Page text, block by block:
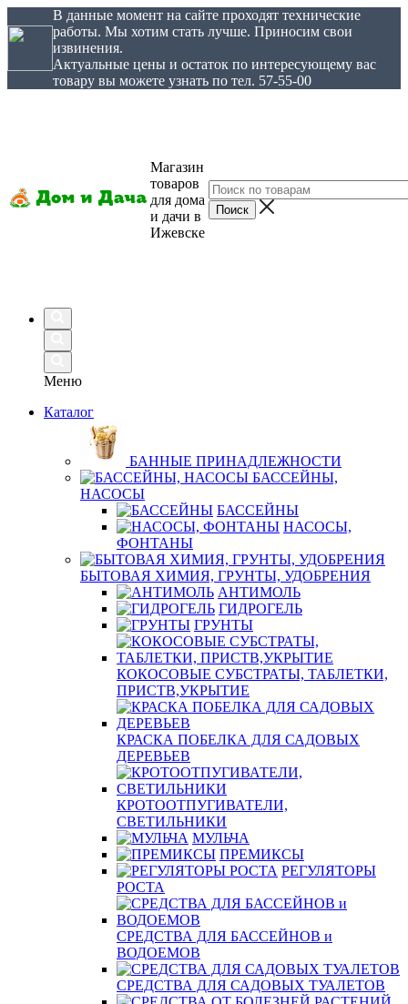
В данные момент на сайте проходят технические
работы. Мы хотим стать лучше. Приносим свои
извинения.
Актуальные цены и остаток по интересующему вас
товару вы можете узнать по тел. 57-55-00
Магазин
товаров
для дома
и дачи в
Ижевске
Меню
Каталог
БАННЫЕ ПРИНАДЛЕЖНОСТИ
БАССЕЙНЫ,
НАСОСЫ
БАССЕЙНЫ
НАСОСЫ,
ФОНТАНЫ
БЫТОВАЯ ХИМИЯ, ГРУНТЫ, УДОБРЕНИЯ
АНТИМОЛЬ
ГИДРОГЕЛЬ
ГРУНТЫ
КОКОСОВЫЕ СУБСТРАТЫ, ТАБЛЕТКИ,
ПРИСТВ,УКРЫТИЕ
КРАСКА ПОБЕЛКА ДЛЯ САДОВЫХ
ДЕРЕВЬЕВ
КРОТООТПУГИВАТЕЛИ,
СВЕТИЛЬНИКИ
МУЛЬЧА
ПРЕМИКСЫ
РЕГУЛЯТОРЫ
РОСТА
СРЕДСТВА ДЛЯ БАССЕЙНОВ и
ВОДОЕМОВ
СРЕДСТВА ДЛЯ САДОВЫХ ТУАЛЕТОВ